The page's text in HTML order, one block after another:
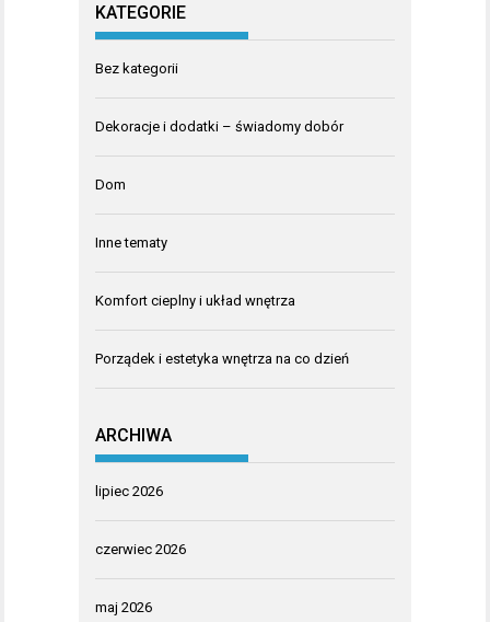
KATEGORIE
Bez kategorii
Dekoracje i dodatki – świadomy dobór
Dom
Inne tematy
Komfort cieplny i układ wnętrza
Porządek i estetyka wnętrza na co dzień
ARCHIWA
lipiec 2026
czerwiec 2026
maj 2026